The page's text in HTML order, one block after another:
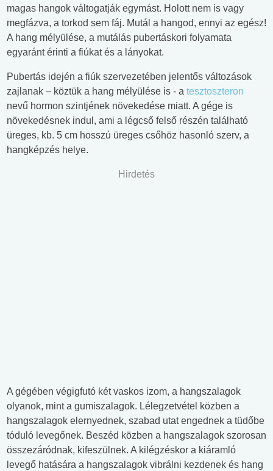
magas hangok váltogatják egymást. Holott nem is vagy
megfázva, a torkod sem fáj. Mutál a hangod, ennyi az egész!
A hang mélyülése, a mutálás pubertáskori folyamata
egyaránt érinti a fiúkat és a lányokat.
Pubertás idején a fiúk szervezetében jelentős változások
zajlanak – köztük a hang mélyülése is - a tesztoszteron
nevű hormon szintjének növekedése miatt. A gége is
növekedésnek indul, ami a légcső felső részén található
üreges, kb. 5 cm hosszú üreges csőhöz hasonló szerv, a
hangképzés helye.
Hirdetés
A gégében végigfutó két vaskos izom, a hangszalagok
olyanok, mint a gumiszalagok. Lélegzetvétel közben a
hangszalagok elernyednek, szabad utat engednek a tüdőbe
tóduló levegőnek. Beszéd közben a hangszalagok szorosan
összezáródnak, kifeszülnek. A kilégzéskor a kiáramló
levegő hatására a hangszalagok vibrálni kezdenek és hang